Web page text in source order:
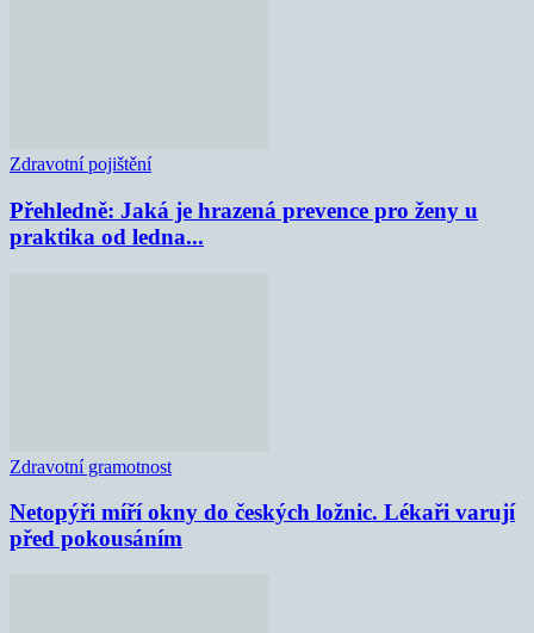
Zdravotní pojištění
Přehledně: Jaká je hrazená prevence pro ženy u
praktika od ledna...
Zdravotní gramotnost
Netopýři míří okny do českých ložnic. Lékaři varují
před pokousáním